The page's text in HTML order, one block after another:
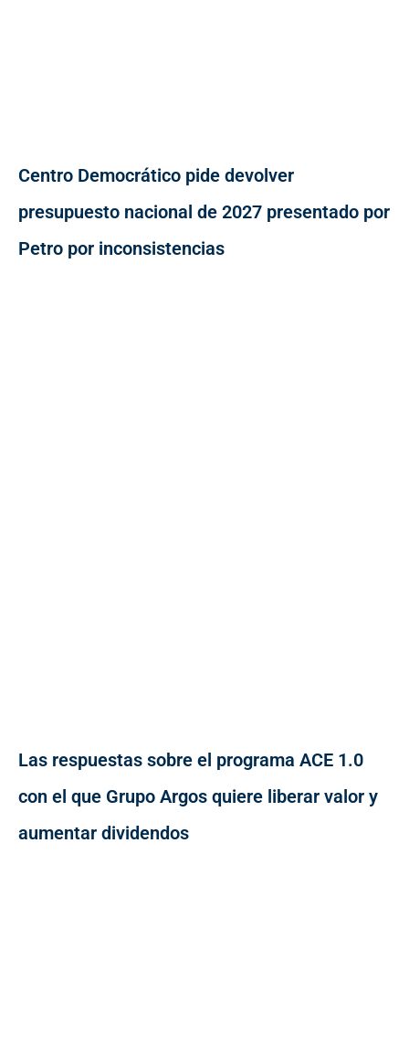
Centro Democrático pide devolver
presupuesto nacional de 2027 presentado por
Petro por inconsistencias
Las respuestas sobre el programa ACE 1.0
con el que Grupo Argos quiere liberar valor y
aumentar dividendos